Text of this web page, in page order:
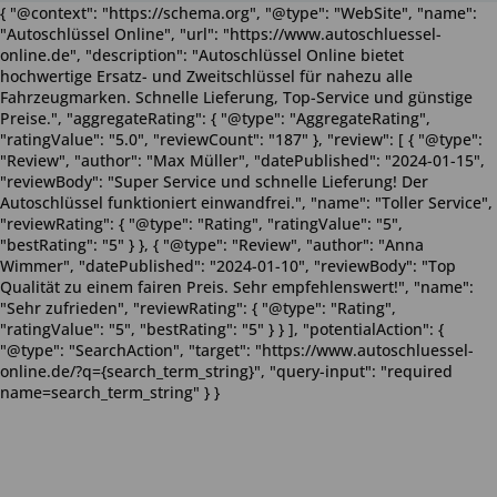
{ "@context": "https://schema.org", "@type": "WebSite", "name":
"Autoschlüssel Online", "url": "https://www.autoschluessel-
online.de", "description": "Autoschlüssel Online bietet
hochwertige Ersatz- und Zweitschlüssel für nahezu alle
Fahrzeugmarken. Schnelle Lieferung, Top-Service und günstige
Preise.", "aggregateRating": { "@type": "AggregateRating",
"ratingValue": "5.0", "reviewCount": "187" }, "review": [ { "@type":
"Review", "author": "Max Müller", "datePublished": "2024-01-15",
"reviewBody": "Super Service und schnelle Lieferung! Der
Autoschlüssel funktioniert einwandfrei.", "name": "Toller Service",
"reviewRating": { "@type": "Rating", "ratingValue": "5",
"bestRating": "5" } }, { "@type": "Review", "author": "Anna
Wimmer", "datePublished": "2024-01-10", "reviewBody": "Top
Qualität zu einem fairen Preis. Sehr empfehlenswert!", "name":
"Sehr zufrieden", "reviewRating": { "@type": "Rating",
"ratingValue": "5", "bestRating": "5" } } ], "potentialAction": {
"@type": "SearchAction", "target": "https://www.autoschluessel-
online.de/?q={search_term_string}", "query-input": "required
name=search_term_string" } }